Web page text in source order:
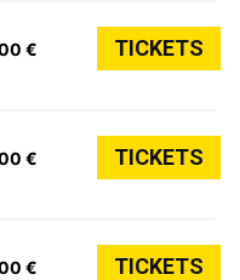
€ TICKETS
€ TICKETS
€ TICKETS